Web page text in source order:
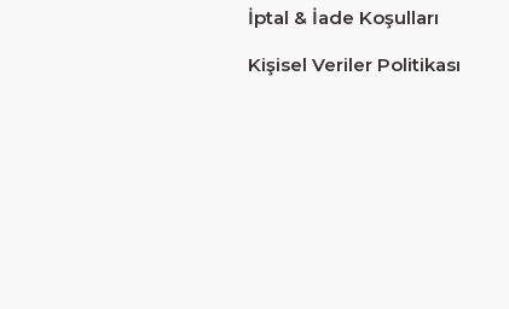
İptal & İade Koşulları
Kişisel Veriler Politikası